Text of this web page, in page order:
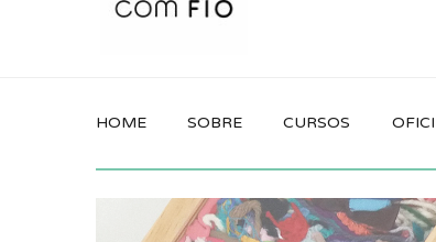
HOME SOBRE CURSOS